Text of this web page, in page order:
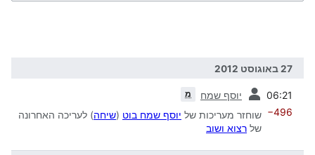
27 באוגוסט 2012
06:21 יוסף שמח מ
−496 שוחזר מעריכות של יוסף שמח בוט (שיחה) לעריכה האחרונה
של רצוא ושוב